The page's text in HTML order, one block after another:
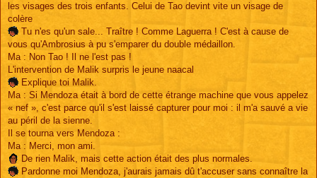
les visages des trois enfants. Celui de Tao devint vite un visage de
colère
Tu n'es qu'un sale... Traître ! Comme Laguerra ! C'est à cause de
vous qu'Ambrosius à pu s'emparer du double médaillon.
Ma : Non Tao ! Il ne l'est pas !
L'intervention de Malik surpris le jeune naacal
Explique toi Malik.
Ma : Si Mendoza était à bord de cette étrange machine que vous appelez
« nef », c'est parce qu'il s'est laissé capturer pour moi : il m'a sauvé a vie
au péril de la sienne.
Il se tourna vers Mendoza :
Ma : Merci, mon ami.
De rien Malik, mais cette action était des plus normales.
Pardonne moi Mendoza, j'aurais jamais dû t'accuser sans connaître la